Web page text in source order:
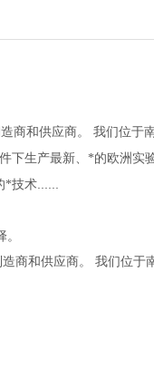
商和供应商。 我们位于
下生产最新、*的欧洲实
*技术
造商和供应商。 我们位于